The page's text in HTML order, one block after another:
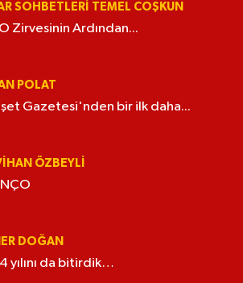
SOHBETLERI TEMEL COŞKUN
Zirvesinin Ardından...
POLAT
Gazetesi'nden bir ilk daha...
ÖZBEYLI
DOĞAN
yılını da bitirdik…